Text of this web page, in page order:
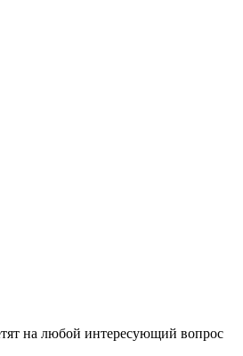
на любой интересующий вопрос